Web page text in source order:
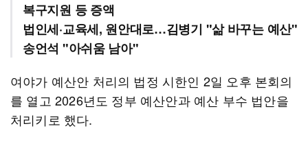
복구지원 등 증액
법인세·교육세, 원안대로…김병기 "삶 바꾸는 예산"
송언석 "아쉬움 남아"
여야가 예산안 처리의 법정 시한인 2일 오후 본회의
를 열고 2026년도 정부 예산안과 예산 부수 법안을
처리키로 했다.